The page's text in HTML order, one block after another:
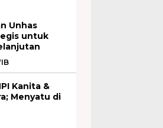
Unhas
untuk
Kanita &
Menyatu di